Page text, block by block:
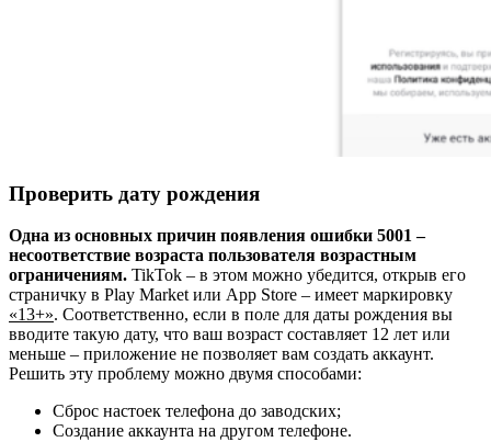
Проверить дату рождения
Одна из основных причин появления ошибки 5001 –
несоответствие возраста пользователя возрастным
ограничениям. TikTok – в этом можно убедится, открыв его
страничку в Play Market или App Store – имеет маркировку
«13+». Соответственно, если в поле для даты рождения вы
вводите такую дату, что ваш возраст составляет 12 лет или
меньше – приложение не позволяет вам создать аккаунт.
Решить эту проблему можно двумя способами:
Сброс настоек телефона до заводских;
Создание аккаунта на другом телефоне.